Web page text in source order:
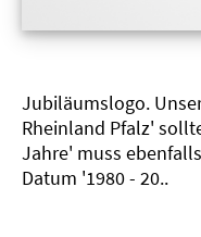
Jubiläumslogo.
Rheinland Pfalz'
Jahre' muss
Datum '1980 - 20..